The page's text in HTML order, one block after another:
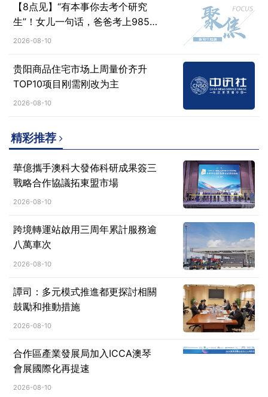
【8点见】“有本事你去考个研究
生”！女儿一句话，爸爸考上985
硕士
2026-08-10
贵阳商品住宅市场上周量价齐升
TOP10项目刚需刚改为主
2026-08-10
精彩推荐
華億攜手澳科大發佈科研成果簽三
戰略合作協議拓東盟市場
2026-08-10
跨境轉運站啟用三周年累計服務逾
八萬車次
2026-08-10
譚司：多元模式推進都更探討相關
鼓勵和推動措施
2026-08-10
合作區產業發展局加入ICCA澳琴
會展國際化再提速
2026-08-10